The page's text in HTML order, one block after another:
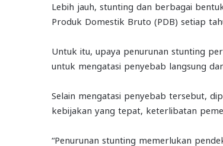
Lebih jauh, stunting dan berbagai
Produk Domestik Bruto (PDB) setiap
Untuk itu, upaya penurunan stunting
untuk mengatasi penyebab langsung
Selain mengatasi penyebab tersebut,
kebijakan yang tepat, keterlibatan
“Penurunan stunting memerlukan